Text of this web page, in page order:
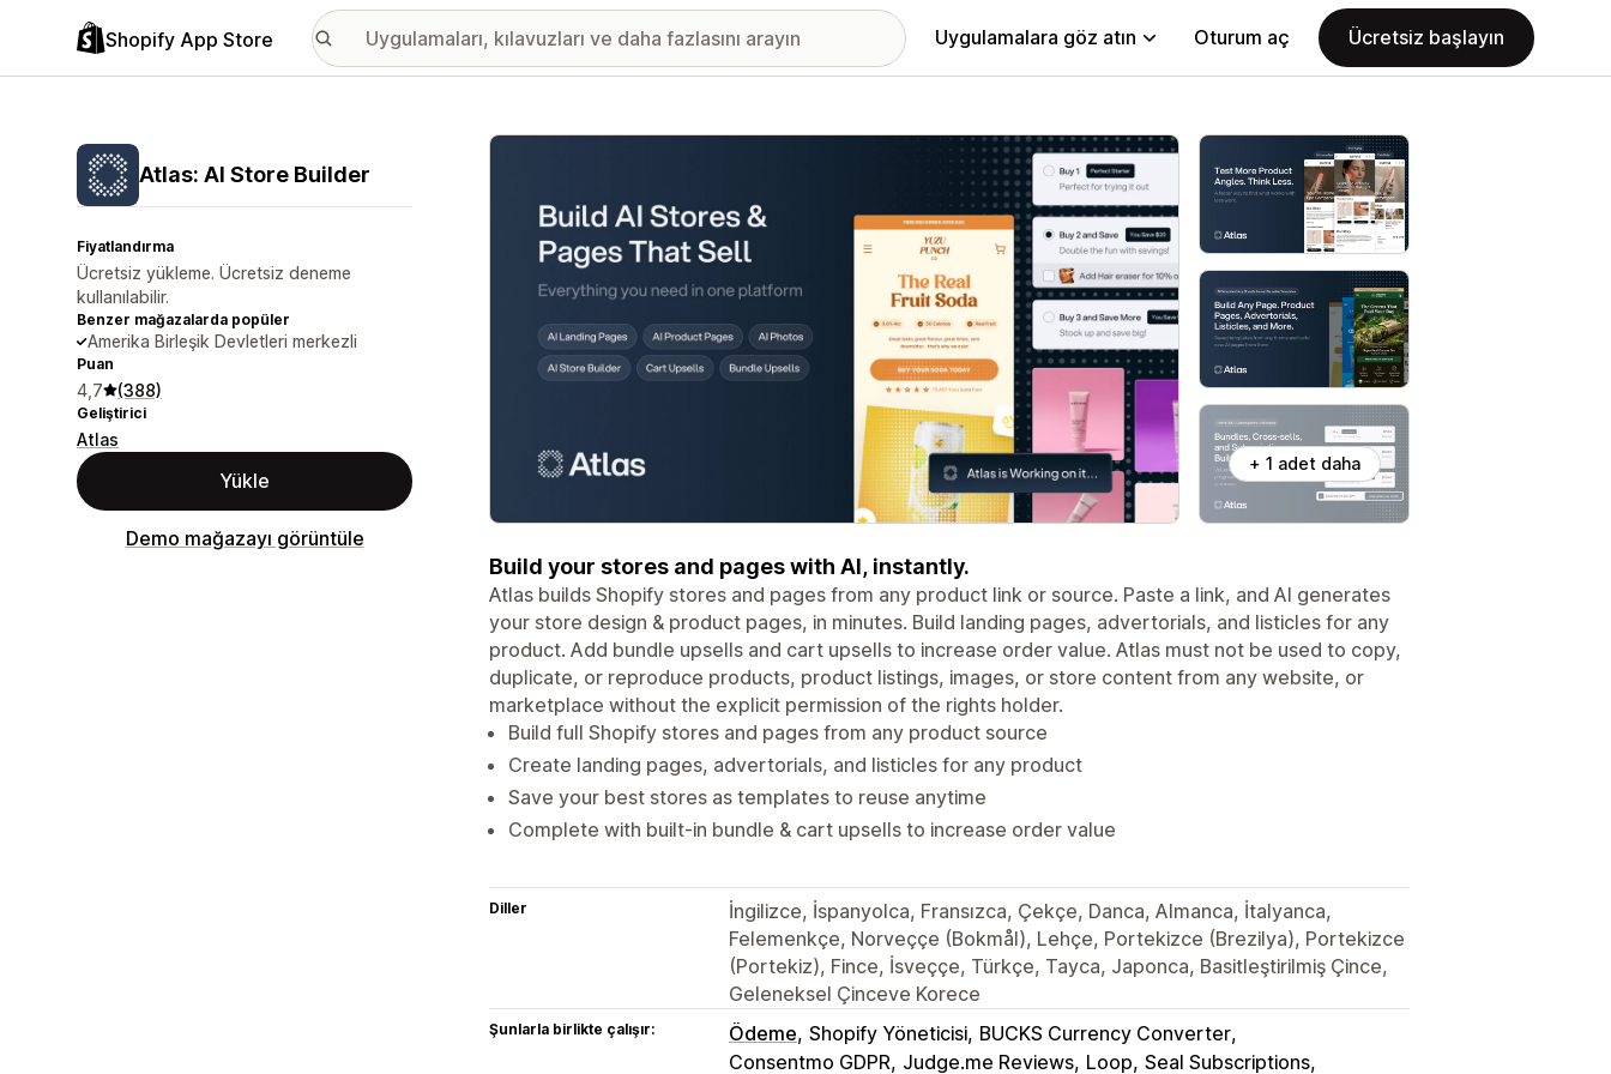
Shopify App Store Uygulamalara göz atın Oturum aç Ücretsiz başlayın
Atlas: AI Store Builder
Fiyatlandırma
Ücretsiz yükleme. Ücretsiz deneme
kullanılabilir.
Benzer mağazalarda popüler
Amerika Birleşik Devletleri merkezli
Puan
4,7 (388)
Geliştirici
Atlas
Yükle
Demo mağazayı görüntüle
Öne çıkan görsel galerisi
+ 1 adet daha
Build your stores and pages with AI, instantly.
Atlas builds Shopify stores and pages from any product link or source. Paste a link, and AI generates
your store design & product pages, in minutes. Build landing pages, advertorials, and listicles for any
product. Add bundle upsells and cart upsells to increase order value. Atlas must not be used to copy,
duplicate, or reproduce products, product listings, images, or store content from any website, or
marketplace without the explicit permission of the rights holder.
Build full Shopify stores and pages from any product source
Create landing pages, advertorials, and listicles for any product
Save your best stores as templates to reuse anytime
Complete with built-in bundle & cart upsells to increase order value
Diller
İngilizce, İspanyolca, Fransızca, Çekçe, Danca, Almanca, İtalyanca,
Felemenkçe, Norveççe (Bokmål), Lehçe, Portekizce (Brezilya), Portekizce
(Portekiz), Fince, İsveççe, Türkçe, Tayca, Japonca, Basitleştirilmiş Çince,
Geleneksel Çinceve Korece
Şunlarla birlikte çalışır: Ödeme Shopify Yöneticisi BUCKS Currency Converter
Consentmo GDPR Judge.me Reviews Loop Seal Subscriptions